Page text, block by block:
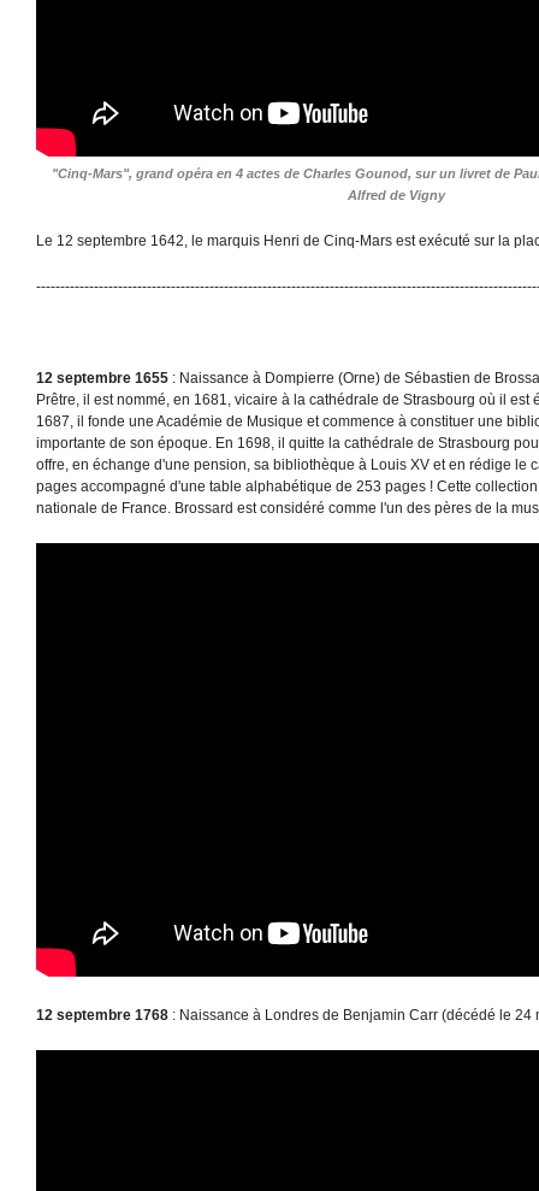
"Cinq-Mars", grand opéra en 4 actes de Charles Gounod, sur un livret de
Alfred de Vigny
Le 12 septembre 1642, le marquis Henri de Cinq-Mars est exécuté sur la
12 septembre 1655 : Naissance à Dompierre (Orne) de Sébastien de
Prêtre, il est nommé, en 1681, vicaire à la cathédrale de Strasbourg où il est
1687, il fonde une Académie de Musique et commence à constituer une
importante de son époque. En 1698, il quitte la cathédrale de Strasbourg
offre, en échange d'une pension, sa bibliothèque à Louis XV et en rédige le
pages accompagné d'une table alphabétique de 253 pages ! Cette
nationale de France. Brossard est considéré comme l'un des pères de la
12 septembre 1768 : Naissance à Londres de Benjamin Carr (décédé le 24